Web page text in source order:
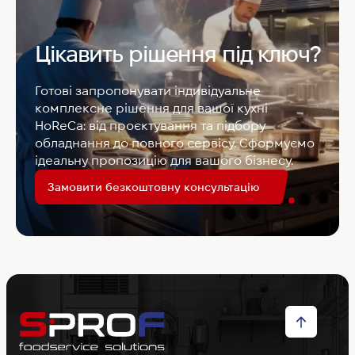
Цікавить рішення під ключ?
Готові запропонувати індивідуальне
комплексне рішення для вашої кухні
HoReCa: від проєктування та підбору
обладнання до повного сервісу. Сформуємо
ідеальну пропозицію для вашого бізнесу.
Замовити безкоштовну консультацію